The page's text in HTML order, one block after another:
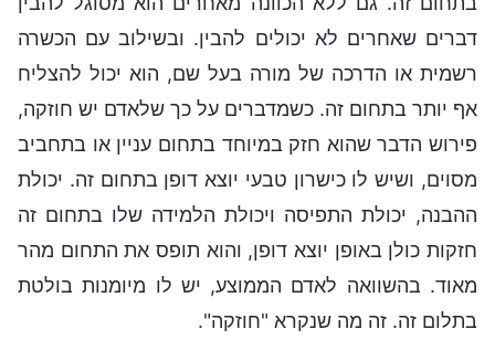
דברים שאחרים לא יכולים להבין. ובשילוב עם הכשרה
רשמית או הדרכה של מורה בעל שם, הוא יכול להצליח
אף יותר בתחום זה. כשמדברים על כך שלאדם יש חוזקה,
פירוש הדבר שהוא חזק במיוחד בתחום עניין או בתחביב
מסוים, ושיש לו כישרון טבעי יוצא דופן בתחום זה. יכולת
ההבנה, יכולת התפיסה ויכולת הלמידה שלו בתחום זה
חזקות כולן באופן יוצא דופן, והוא תופס את התחום מהר
מאוד. בהשוואה לאדם הממוצע, יש לו מיומנות בולטת
בתלום זה. זה מה שנקרא "חוזקה".